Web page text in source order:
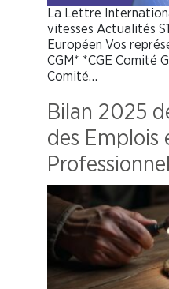
La Lettre
vitesses Actualités
Européen Vos
CGM* *CGE Comité
Comité…
Bilan 2025
des Emplois